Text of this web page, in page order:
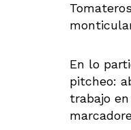
En lo
pitcheo:
trabajo